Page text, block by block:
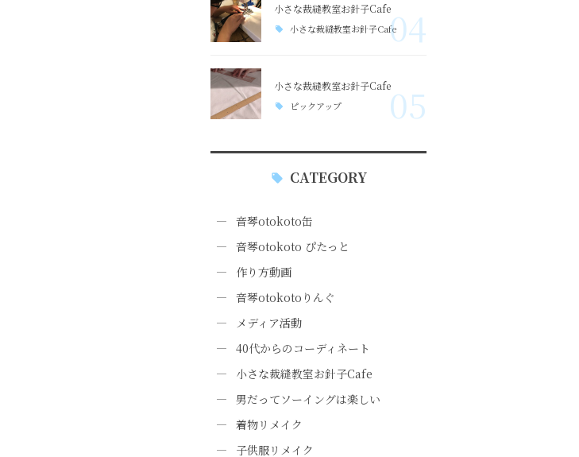
小さな裁縫教室お針子Cafe
小さな裁縫教室お針子Cafe04
小さな裁縫教室お針子Cafe
ピックアップ 05
CATEGORY
音琴otokoto缶
音琴otokoto ぴたっと
作り方動画
音琴otokotoりんぐ
メディア活動
40代からのコーディネート
小さな裁縫教室お針子Cafe
男だってソーイングは楽しい
着物リメイク
子供服リメイク